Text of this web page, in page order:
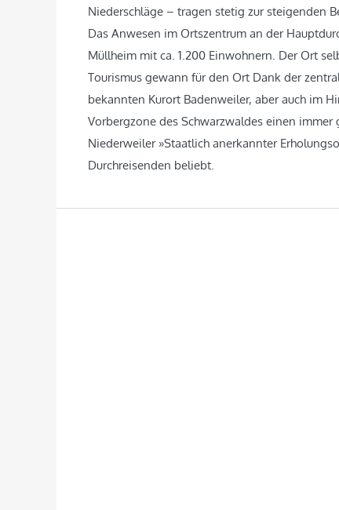
Niederschläge – tragen stetig zur steigenden
Das Anwesen im Ortszentrum an der
Müllheim mit ca. 1.200 Einwohnern. Der Ort
Tourismus gewann für den Ort Dank der
bekannten Kurort Badenweiler, aber auch im
Vorbergzone des Schwarzwaldes einen
Niederweiler »Staatlich anerkannter
Durchreisenden beliebt.